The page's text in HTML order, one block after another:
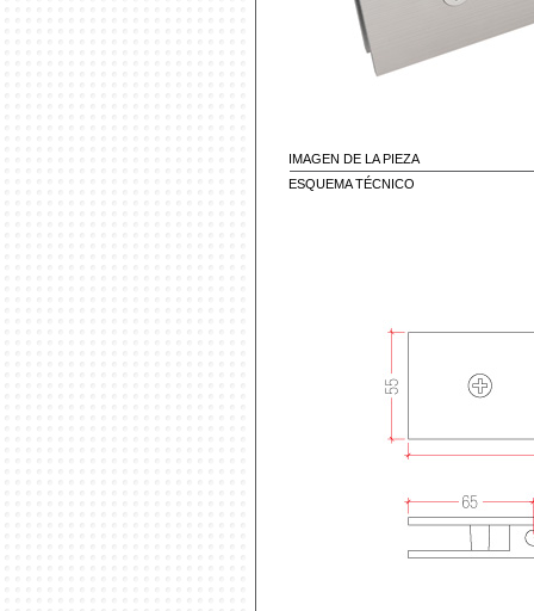
IMAGEN DE LA PIEZA
ESQUEMA TÉCNICO